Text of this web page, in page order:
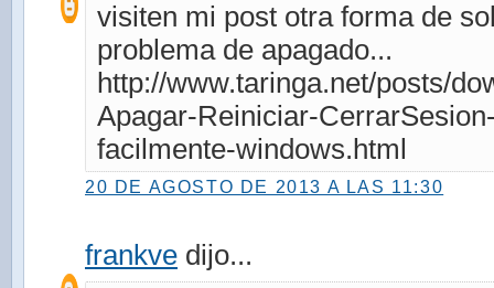
visiten mi post otra forma de
problema de apagado...
http://www.taringa.net/posts/
Apagar-Reiniciar-
facilmente-windows.html
20 DE AGOSTO DE 2013 A LAS 11:30
frankve dijo...